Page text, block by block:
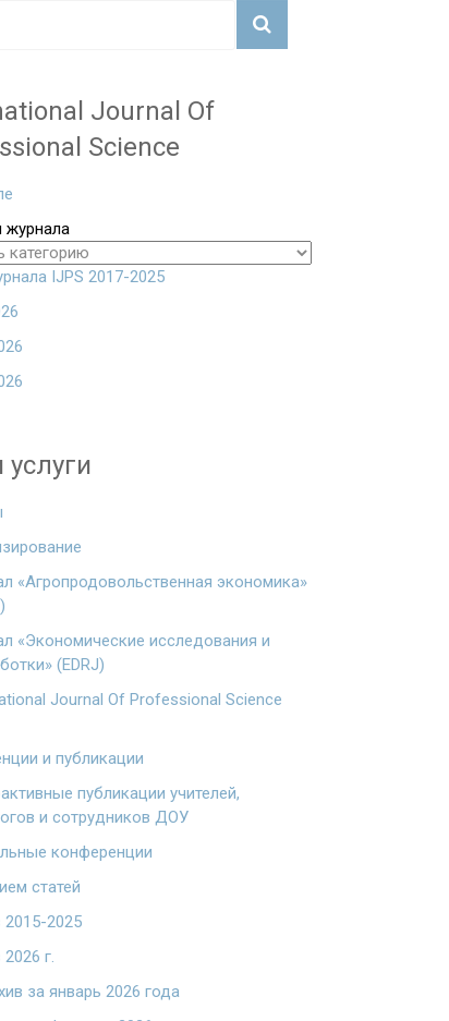
Journal Of
Science
журнала
IJPS 2017-2025
«Агропродовольственная экономика»
«Экономические исследования и
(EDRJ)
Journal Of Professional Science
и публикации
публикации учителей,
и сотрудников ДОУ
конференции
статей
2015-2025
г.
за январь 2026 года